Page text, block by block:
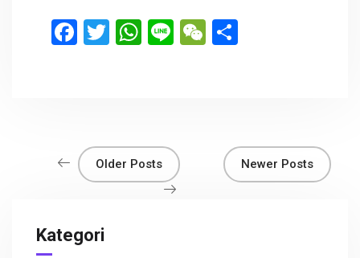
F
o
k
T
W
p
p
Li
W
Older Posts Newer Posts
Kategori